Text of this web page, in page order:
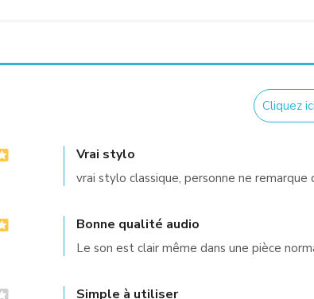
Cliquez
Vrai stylo
vrai stylo classique, personne ne remarque
Bonne qualité audio
Le son est clair même dans une pièce
Simple à utiliser